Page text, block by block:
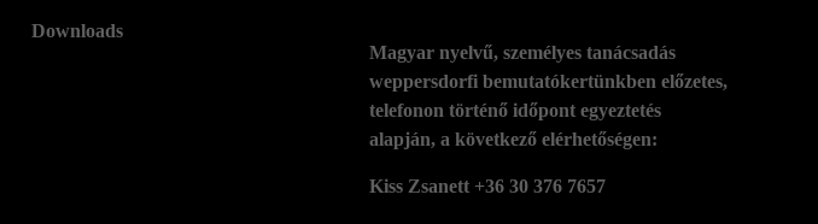
Downloads
Magyar nyelvű, személyes tanácsadás
weppersdorfi bemutatókertünkben előzetes,
telefonon történő időpont egyeztetés
alapján, a következő elérhetőségen:
Kiss Zsanett +36 30 376 7657